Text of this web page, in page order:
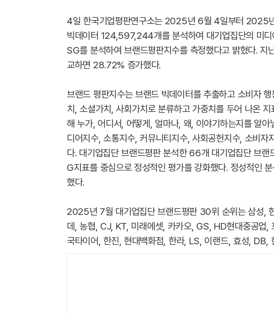
4일 한국기업평판연구소는 2025년 6월 4일부터 2025
빅데이터 124,597,244개를 분석하여 대기업집단의 미
SG를 분석하여 브랜드평판지수를 측정했다고 밝혔다.
교하면 28.72% 증가했다.
브랜드 평판지수는 브랜드 빅데이터를 추출하고 소비자
치, 소셜가치, 사회가치로 분류하고 가중치를 두어 나온
해 누가, 어디서, 어떻게, 얼마나, 왜, 이야기하는지를 알아
디어지수, 소통지수, 커뮤니티지수, 사회공헌지수, 소비
다. 대기업집단 브랜드평판 분석한 66개 대기업집단 브랜
G지표를 중심으로 정성적인 평가를 강화했다. 정성적인
했다.
2025년 7월 대기업집단 브랜드평판 30위 순위는 삼성,
데, 농협, CJ, KT, 미래에셋, 카카오, GS, HD현대중공업,
국타이어, 한진, 현대백화점, 한라, LS, 이랜드, 효성, DB,